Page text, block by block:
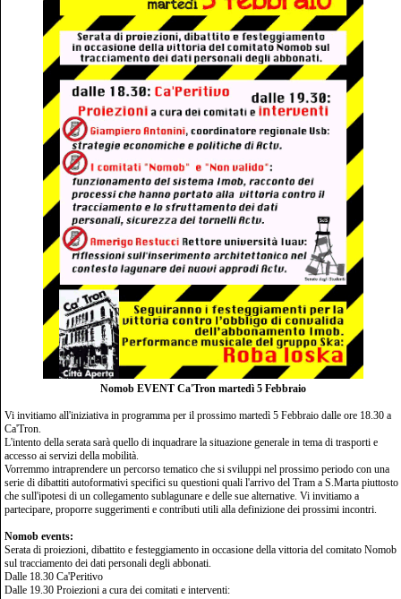
Nomob EVENT Ca'Tron martedì 5 Febbraio
Vi invitiamo all'iniziativa in programma per il prossimo martedì 5 Febbraio dalle ore 18.30 a
Ca'Tron.
L'intento della serata sarà quello di inquadrare la situazione generale in tema di trasporti e
accesso ai servizi della mobilità.
Vorremmo intraprendere un percorso tematico che si sviluppi nel prossimo periodo con una
serie di dibattiti autoformativi specifici su questioni quali l'arrivo del Tram a S.Marta piuttosto
che sull'ipotesi di un collegamento sublagunare e delle sue alternative. Vi invitiamo a
partecipare, proporre suggerimenti e contributi utili alla definizione dei prossimi incontri.
Nomob events:
Serata di proiezioni, dibattito e festeggiamento in occasione della vittoria del comitato Nomob
sul tracciamento dei dati personali degli abbonati.
Dalle 18.30 Ca'Peritivo
Dalle 19.30 Proiezioni a cura dei comitati e interventi: